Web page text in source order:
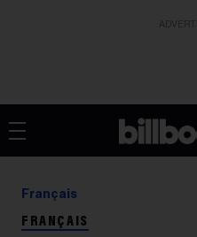
Français
FRANÇAIS